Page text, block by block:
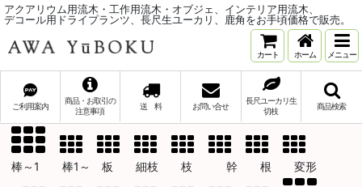
アクアリウム用流木・工作用流木・オブジェ、インテリア用流木、
デコール用ドライプランツ、長尺生ユーカリ、鹿角をお手頃価格で販売。
カート ホーム メニュー
ご利用案内
商品・お取引の
注意事項
送 料 お問い合せ
長尺ユーカリ生
切枝
商品検索
棒～1 棒1～ 板 細枝 枝 幹 根 変形